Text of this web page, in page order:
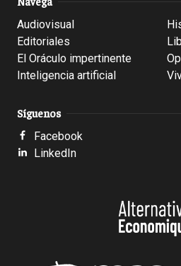
Audiovisual
Editoriales
El Oráculo impertinente
Inteligencia artificial
Síguenos
Facebook
LinkedIn